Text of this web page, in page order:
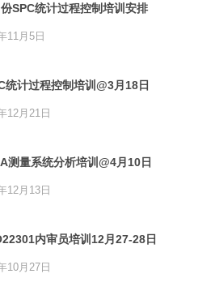
SPC统计过程控制培训安排
11月5日
统计过程控制培训@3月18日
12月21日
测量系统分析培训@4月10日
12月13日
内审员培训12月27-28日
10月27日